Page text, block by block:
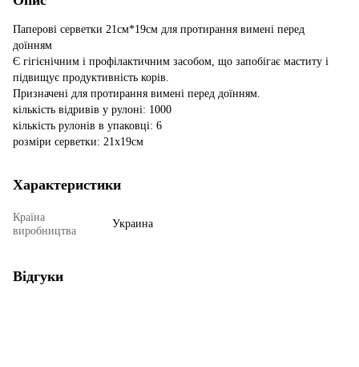
Паперові серветки 21см*19см для протирання вимені перед
доїнням
Є гігієнічним і профілактичним засобом, що запобігає маститу і
підвищує продуктивність корів.
Призначені для протирання вимені перед доїнням.
кількість відривів у рулоні: 1000
кількість рулонів в упаковці: 6
розміри серветки: 21х19см
Характеристики
Країна
виробництва
Украина
Відгуки